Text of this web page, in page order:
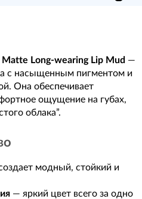
Long-wearing Lip Mud —
с насыщенным пигментом и
Она обеспечивает
ощущение на губах,
облака”.
модный, стойкий и
— яркий цвет всего за одно